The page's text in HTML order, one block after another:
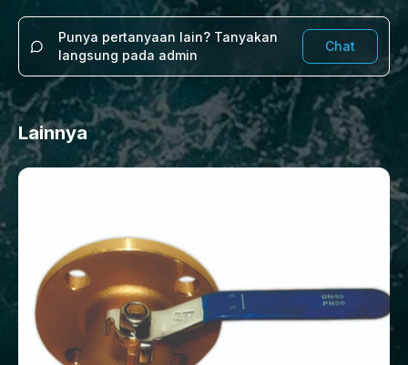
Punya pertanyaan lain? Tanyakan
langsung pada admin
Chat
Lainnya